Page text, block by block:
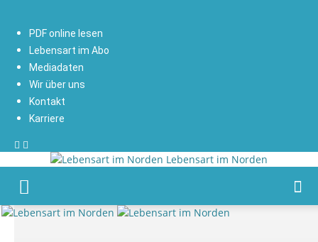
PDF online lesen
Lebensart im Abo
Mediadaten
Wir über uns
Kontakt
Karriere
Lebensart im Norden